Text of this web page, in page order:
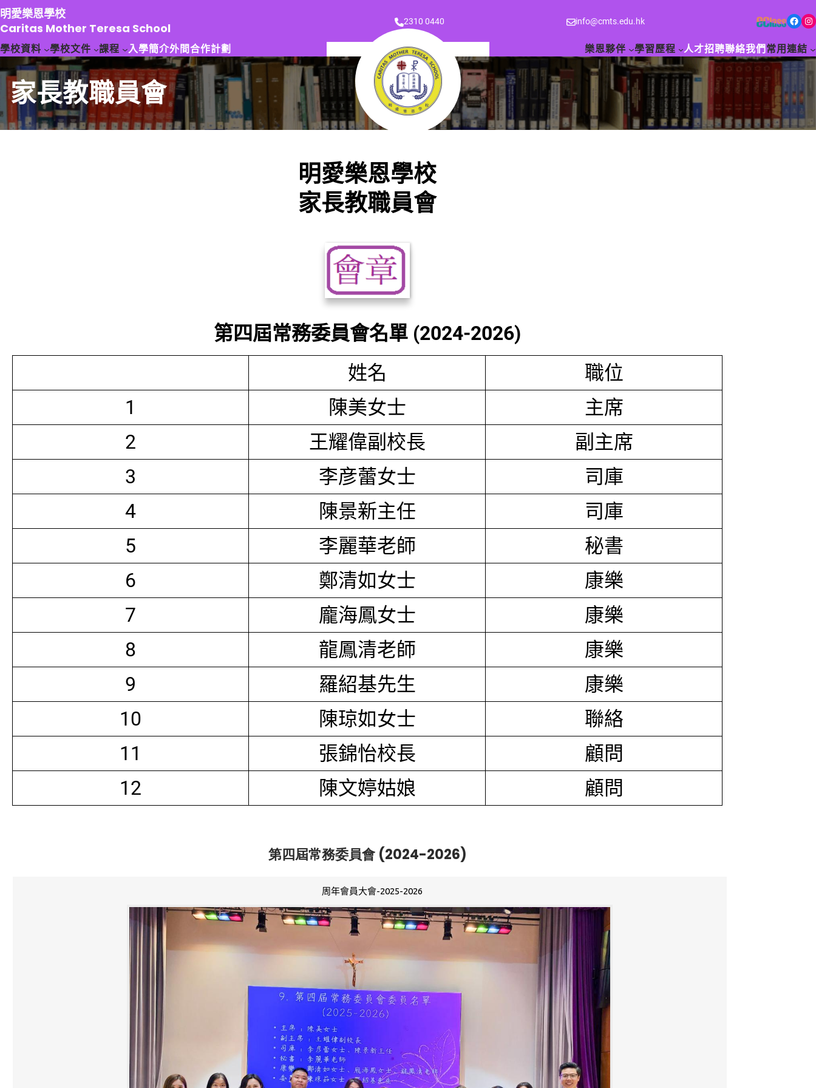
跳
至
主
要
容
明愛樂恩學校
Caritas Mother Teresa School
2310 0440 info@cmts.edu.hk Facebook Instagram
學校資料 學校文件 課程 入學簡介外間合作計劃 樂恩夥伴 學習歷程 人才招聘聯絡我們 常用連結
家長教職員會
明愛樂恩學校
家長教職員會
第四屆常務委員會名單 (2024-2026)
姓名
職位
1
陳美女士
主席
2
王耀偉副校長
副主席
3
李彦蕾女士
司庫
4
陳景新主任
司庫
5
李麗華老師
秘書
6
鄭清如女士
康樂
7
龐海鳳女士
康樂
8
龍鳳清老師
康樂
9
羅紹基先生
康樂
10
陳琼如女士
聯絡
11
張錦怡校長
顧問
12
陳文婷姑娘 顧問
第四屆常務委員會 (2024-2026)
周年會員大會-2025-2026